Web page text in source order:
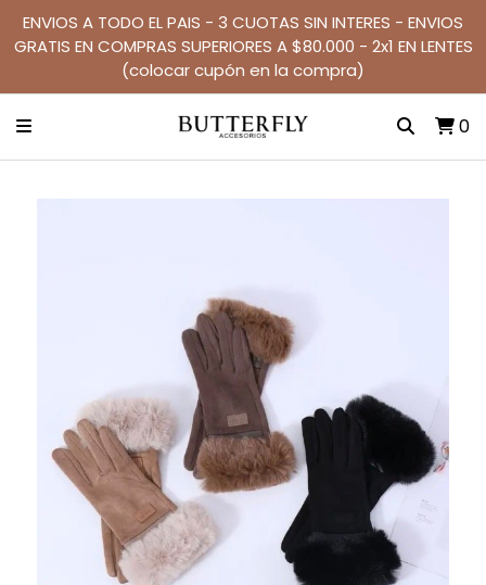
ENVIOS A TODO EL PAIS - 3 CUOTAS SIN INTERES - ENVIOS
GRATIS EN COMPRAS SUPERIORES A $80.000 - 2x1 EN LENTES
(colocar cupón en la compra)
0